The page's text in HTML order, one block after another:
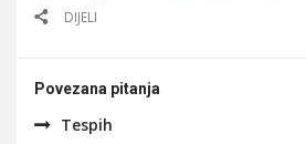
DIJELI
Povezana pitanja
Tespih